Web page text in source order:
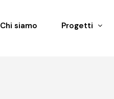
Chi siamo Progetti